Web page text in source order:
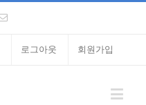
로그아웃 회원가입